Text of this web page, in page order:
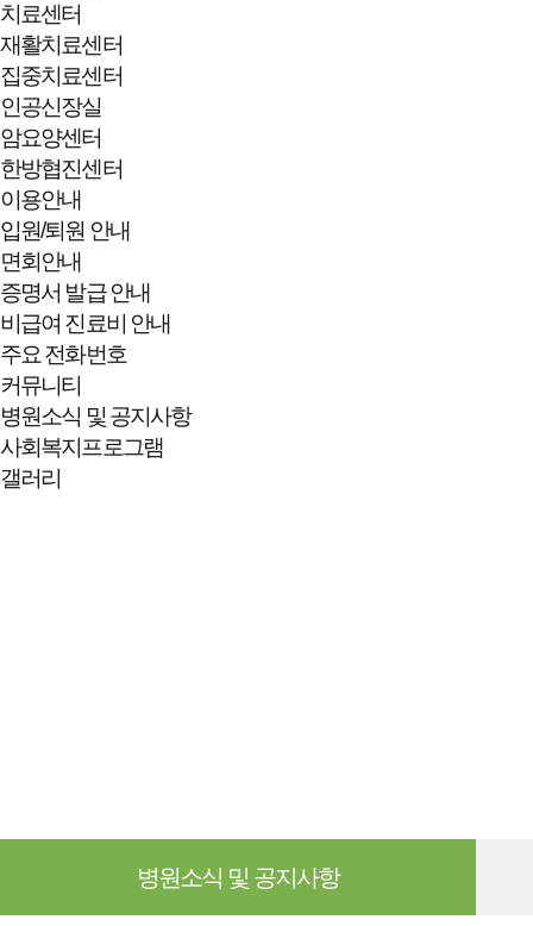
치료센터
재활치료센터
집중치료센터
인공신장실
암요양센터
한방협진센터
이용안내
입원/퇴원 안내
면회안내
증명서 발급 안내
비급여 진료비 안내
주요 전화번호
커뮤니티
병원소식 및 공지사항
사회복지프로그램
갤러리
병원소식 및 공지사항